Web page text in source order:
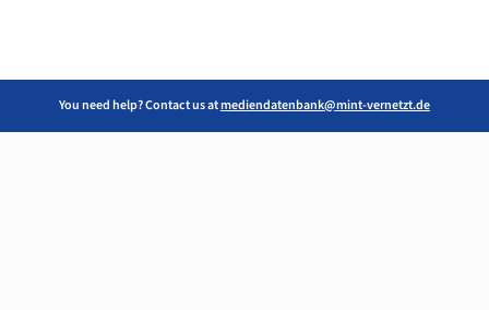
You need help? Contact us atmediendatenbank@mint-vernetzt.de